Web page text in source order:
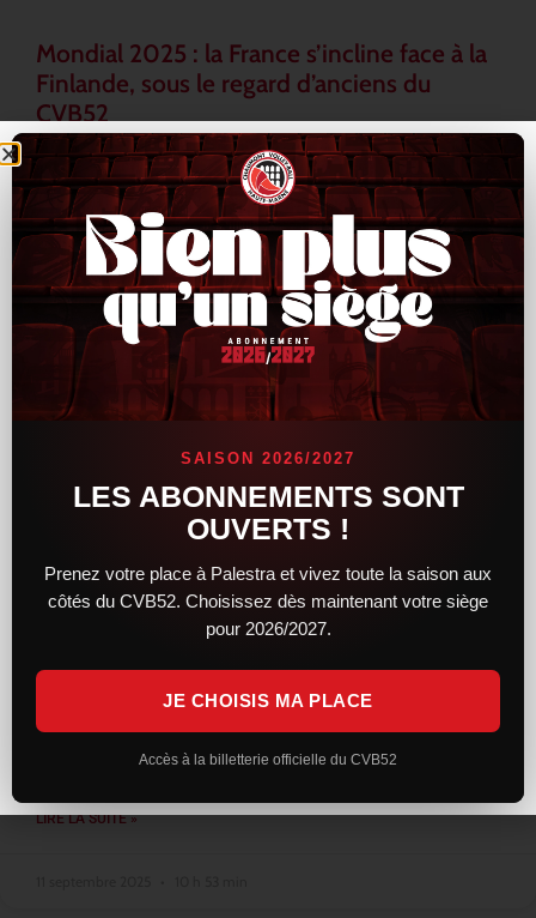
Mondial 2025 : la France s’incline face à la
Finlande, sous le regard d’anciens du
CVB52
L’Équipe de France a connu un revers inattendu lors du
Mondial 2025, en s’inclinant face à la Finlande au terme d’une
rencontre tendue et indécise. Les Bleus, pourtant armés de
LIRE LA SUITE »
16 septembre 2025 15 h 33 min
Les entraînements bientôt ouverts au
Alors que la reprise a lieu mi août pour les premiers arrivants
cette saison, comme à son habitude, le club n’a pas ouvert les
entraînements au public. Seuls quelques privilégiés
LIRE LA SUITE »
SAISON 2026/2027
LES ABONNEMENTS SONT
OUVERTS !
Prenez votre place à Palestra et vivez toute la saison aux
côtés du CVB52. Choisissez dès maintenant votre siège
pour 2026/2027.
JE CHOISIS MA PLACE
Accès à la billetterie officielle du CVB52